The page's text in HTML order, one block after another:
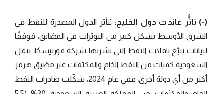
(-) تأثُّر عائدات دول الخليج: تتأثر الدول المصدرة للنفط في
الشرق الأوسط بشكل كبير من التوترات في المضايق، فوفقًا
لبيانات تتبّع ناقلات النفط التي نشرتها شركة فورتيسكا، تنقل
السعودية كميات من النفط الخام والمكثفات عبر مضيق هرمز
أكثر من أي دولة أخرى، ففي عام 2024، شكّلت صادرات النفط